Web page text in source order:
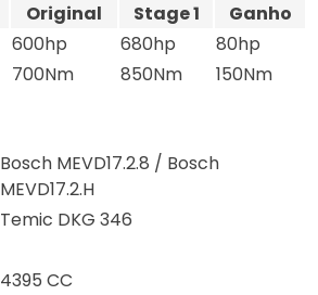
Original Stage 1
Ganho
600hp 680hp
80hp
700Nm 850Nm 150Nm
Bosch MEVD17.2.8 / Bosch
MEVD17.2.H
Temic DKG 346
4395 CC